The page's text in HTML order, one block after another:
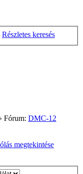
Részletes keresés
Fórum: DMC-12
megtekintése